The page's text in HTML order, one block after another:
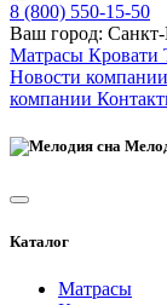
8 (800) 550-15-50
Ваш город: Санкт-
Матрасы Кровати
Новости компании
компании
Каталог
Матрасы